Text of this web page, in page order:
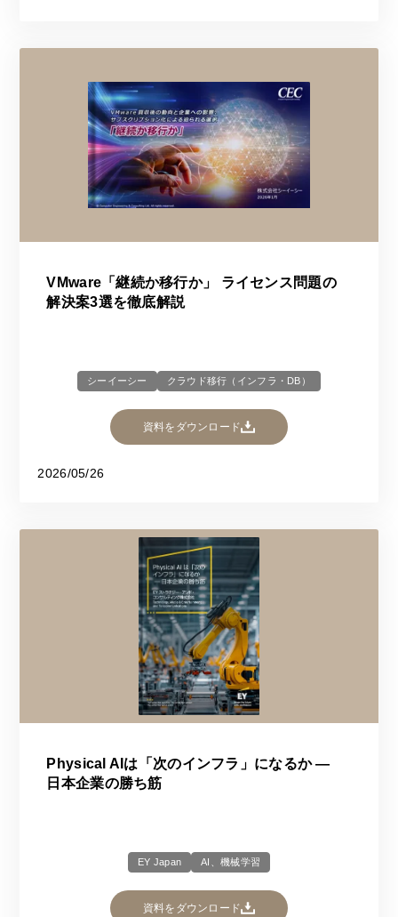
VMware「継続か移行か」 ライセンス問題の
解決案3選を徹底解説
シーイーシー クラウド移行（インフラ・DB）
資料をダウンロード
2026/05/26
Physical AIは「次のインフラ」になるか ―
日本企業の勝ち筋
EY Japan AI、機械学習
資料をダウンロード